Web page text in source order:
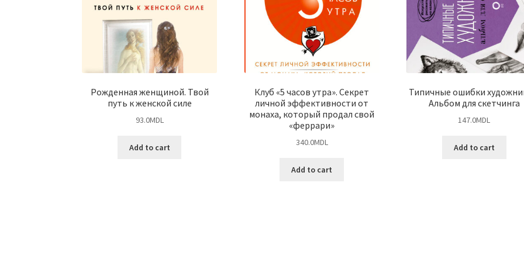
Рожденная женщиной. Твой
путь к женской силе
93.0MDL
Add to cart
Клуб «5 часов утра». Секрет
личной эффективности от
монаха, который продал свой
«феррари»
340.0MDL
Add to cart
Типичные ошибки
Альбом для скетчинга
147.0MDL
Add to cart